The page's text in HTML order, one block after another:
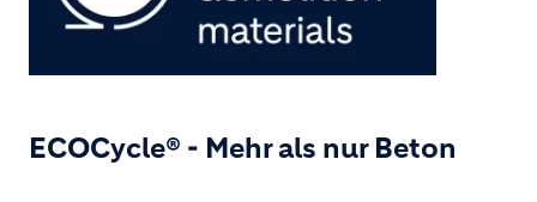
ECOCycle® - Mehr als nur Beton